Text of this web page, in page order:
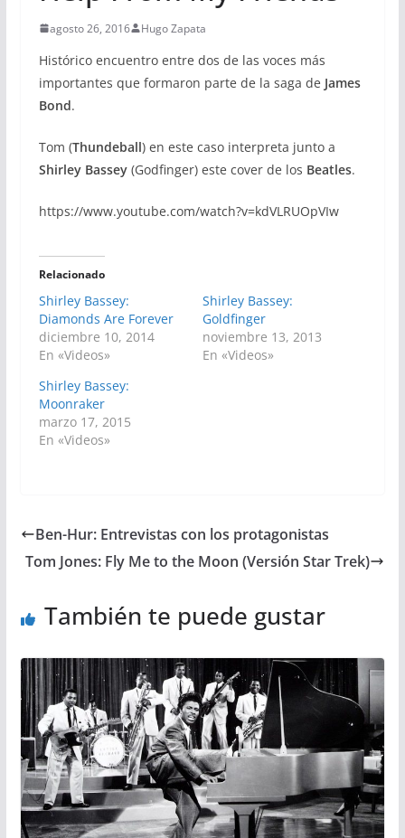
agosto 26, 2016 Hugo Zapata
Histórico encuentro entre dos de las voces más
importantes que formaron parte de la saga de James
Bond.
Tom (Thundeball) en este caso interpreta junto a
Shirley Bassey(Godfinger) este cover de los Beatles.
https://www.youtube.com/watch?v=kdVLRUOpVIw
Relacionado
Shirley Bassey:
Diamonds Are Forever
diciembre 10, 2014
En «Videos»
Shirley Bassey:
Goldfinger
noviembre 13, 2013
En «Videos»
Shirley Bassey:
Moonraker
marzo 17, 2015
En «Videos»
Ben-Hur: Entrevistas con los protagonistas
Tom Jones: Fly Me to the Moon (Versión Star Trek)
También te puede gustar